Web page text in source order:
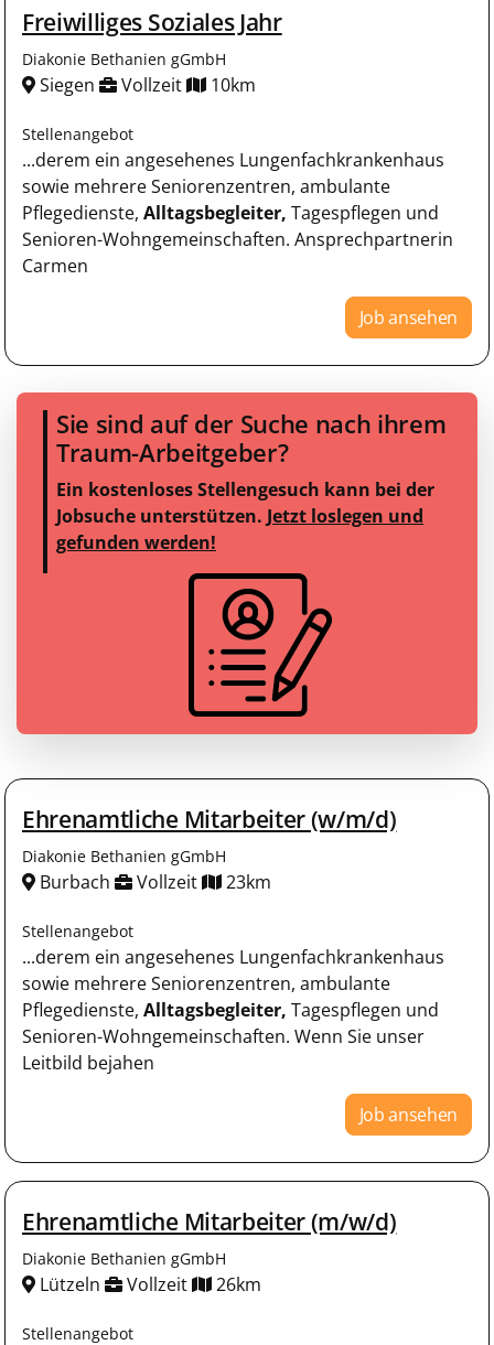
Freiwilliges Soziales Jahr
Diakonie Bethanien gGmbH
Siegen Vollzeit 10km
Stellenangebot
...derem ein angesehenes Lungenfachkrankenhaus
sowie mehrere Seniorenzentren, ambulante
Pflegedienste, Alltagsbegleiter, Tagespflegen und
Senioren-Wohngemeinschaften. Ansprechpartnerin
Carmen
Job ansehen
Sie sind auf der Suche nach ihrem
Traum-Arbeitgeber?
Ein kostenloses Stellengesuch kann bei der
Jobsuche unterstützen. Jetzt loslegen und
gefunden werden!
Ehrenamtliche Mitarbeiter (w/m/d)
Diakonie Bethanien gGmbH
Burbach Vollzeit 23km
Stellenangebot
...derem ein angesehenes Lungenfachkrankenhaus
sowie mehrere Seniorenzentren, ambulante
Pflegedienste, Alltagsbegleiter, Tagespflegen und
Senioren-Wohngemeinschaften. Wenn Sie unser
Leitbild bejahen
Job ansehen
Ehrenamtliche Mitarbeiter (m/w/d)
Diakonie Bethanien gGmbH
Lützeln Vollzeit 26km
Stellenangebot